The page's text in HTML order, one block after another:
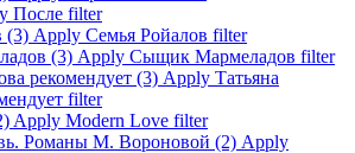
После filter
(3) Apply Семья Ройалов filter
(3) Apply Сыщик Мармеладов filter
рекомендует (3) Apply Татьяна
filter
Apply Modern Love filter
Романы М. Вороновой (2) Apply